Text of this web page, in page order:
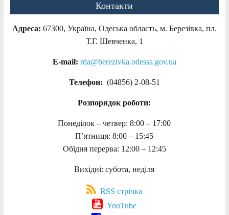
Контакти
Адреса: 67300, Україна, Одеська область, м. Березівка, пл.
Т.Г. Шевченка, 1
E-mail: rda@berezivka.odessa.gov.ua
Телефон: (04856) 2-08-51
Розпорядок роботи:
Понеділок – четвер: 8:00 – 17:00
П’ятниця: 8:00 – 15:45
Обідня перерва: 12:00 – 12:45
Вихідні: субота, неділя
RSS стрічка
YouTube